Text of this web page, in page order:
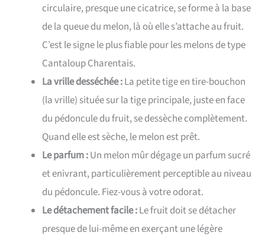
circulaire, presque une cicatrice, se forme à la base
de la queue du melon, là où elle s’attache au fruit.
C’est le signe le plus fiable pour les melons de type
Cantaloup Charentais.
La vrille desséchée :La petite tige en tire-bouchon
(la vrille) située sur la tige principale, juste en face
du pédoncule du fruit, se dessèche complètement.
Quand elle est sèche, le melon est prêt.
Le parfum :Un melon mûr dégage un parfum sucré
et enivrant, particulièrement perceptible au niveau
du pédoncule. Fiez-vous à votre odorat.
Le détachement facile :Le fruit doit se détacher
presque de lui-même en exerçant une légère